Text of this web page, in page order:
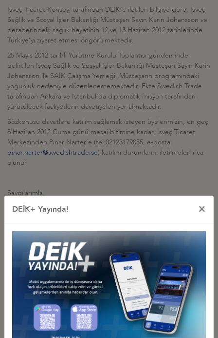
İsveç Ticaret Konseyi tarafından DEİK’e iletilen bilgiye göre, İsveç
Sağlık ve Sosyal İşler Bakanlığı Müsteşarı Sayın Karin Johansson ve
beraberindeki sağlık heyetinin 12 ve 13 Haziran 2012 tarihlerinde
Türkiye’yi ziyaret etmesi öngörülmektedir.
25 Mayıs 2012 tarihli Yürütme Kurulu Toplantısı gündeminde
belirtilen İsveç Sağlık ve Sosyal İşler Bakanlığı Müsteşarı Sayın Karin
Johansson ile SAİK Çalışma Yemeği, Müsteşarın programındaki
yoğunluk nedeniyle düzenlenememektedir. Ekte Swedish Trade
tarafından Ankara ve İstanbul'da diplomatik misyon tarafından
yürütülecek faaliyetlerin davetiyeleri yer almaktadır.
Sözkonusu davetlere katılım sağlamak isteyen üyelerimizin, en geç
8 Haziran 2012 Cuma günü mesai bitimine kadar, İsveç Ticaret
Merkezinden Pınar Narter’e (tel:02123179055, e-posta:
pinar.narter@swedishtrade.se) katılım durumlarını iletilmeleri rica
olunur
Saygılarımla,
Ek 3: Sağlık Semineri, İstanbul
Ek 4: İstanbul Başkonsolosluğu’nun Resepsiyon Daveti
Program
Sağlık Semineri
İstanbul Başkonsolosluğu Resepsiyon Daveti
Ankara Büyükelçiliği Resepsiyon Daveti
DEİK+ Yayında! ×